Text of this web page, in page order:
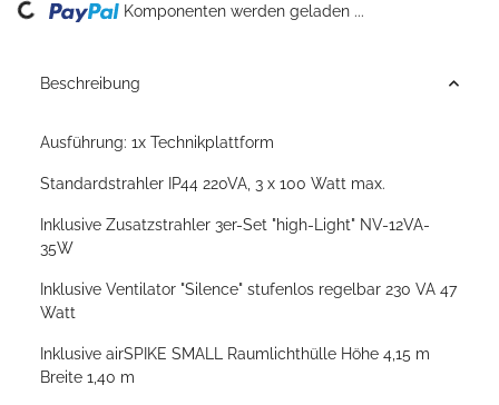
Loading... Komponenten werden geladen ...
Beschreibung
Ausführung: 1x Technikplattform
Standardstrahler IP44 220VA, 3 x 100 Watt max.
Inklusive Zusatzstrahler 3er-Set "high-Light" NV-12VA-
35W
Inklusive Ventilator "Silence" stufenlos regelbar 230 VA 47
Watt
Inklusive airSPIKE SMALL Raumlichthülle Höhe 4,15 m
Breite 1,40 m